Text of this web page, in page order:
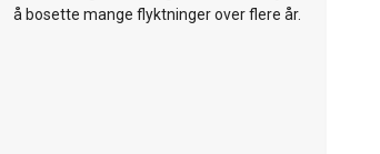
å bosette mange flyktninger over flere år.